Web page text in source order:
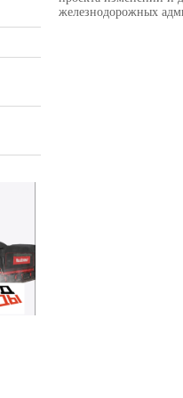
железнодорожных